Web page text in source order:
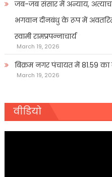
जब-जब संसार में अन्याय,
भगवान दीनबंधु के रूप में
स्वामी रामप्रपन्नाचार्य
March 19, 2026
बिक्रम नगर पंचायत में 81.59 का
March 19, 2026
वीडियो